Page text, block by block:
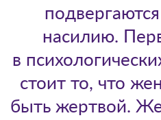
насилию.
в
стоит то, что
быть жертвой.